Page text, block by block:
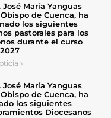
José María Yanguas
Obispo de Cuenca, ha
los siguientes
pastorales para los
durante el curso
»
José María Yanguas
Obispo de Cuenca, ha
los siguientes
Diocesanos